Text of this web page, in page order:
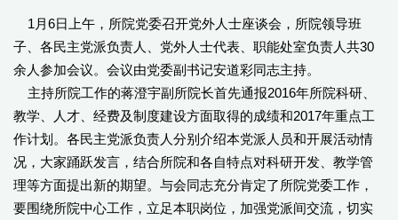
1月6日上午，所院党委召开党外人士座谈会，所院领导班
子、各民主党派负责人、党外人士代表、职能处室负责人共30
余人参加会议。会议由党委副书记安道彩同志主持。
主持所院工作的蒋澄宇副所院长首先通报2016年所院科研、
教学、人才、经费及制度建设方面取得的成绩和2017年重点工
作计划。各民主党派负责人分别介绍本党派人员和开展活动情
况，大家踊跃发言，结合所院和各自特点对科研开发、教学管
理等方面提出新的期望。与会同志充分肯定了所院党委工作，
要围绕所院中心工作，立足本职岗位，加强党派间交流，切实